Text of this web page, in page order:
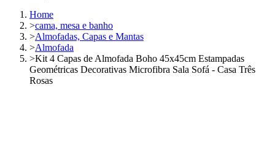
Home
>cama, mesa e banho
>Almofadas, Capas e Mantas
>Almofada
>Kit 4 Capas de Almofada Boho 45x45cm Estampadas
Geométricas Decorativas Microfibra Sala Sofá - Casa Três
Rosas